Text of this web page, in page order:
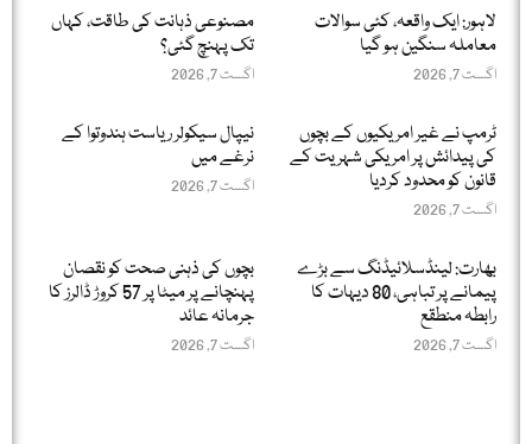
لاہور: ایک واقعہ، کئی سوالات
معاملہ سنگین ہو گیا
اگست 7, 2026
مصنوعی ذہانت کی طاقت، کہاں
تک پہنچ گئی؟
اگست 7, 2026
ٹرمپ نے غیر امریکیوں کے بچوں
کی پیدائش پر امریکی شہریت کے
قانون کو محدود کردیا
اگست 7, 2026
نیپال سیکولر ریاست ہندوتوا کے
نرغے میں
اگست 7, 2026
بھارت: لینڈسلائیڈنگ سے بڑے
پیمانے پر تباہی، 80 دیہات کا
رابطہ منطقع
اگست 7, 2026
بچوں کی ذہنی صحت کو نقصان
پہنچانے پر میٹا پر 57 کروڑ ڈالرز کا
جرمانہ عائد
اگست 7, 2026